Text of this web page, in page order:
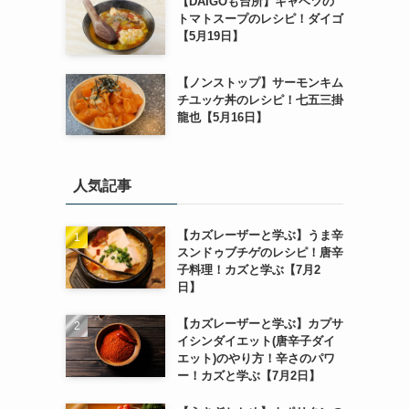
トマトスープのレシピ！ダイゴ
【5月19日】
【ノンストップ】サーモンキム
チユッケ丼のレシピ！七五三掛
龍也【5月16日】
人気記事
【カズレーザーと学ぶ】うま辛
スンドゥブチゲのレシピ！唐辛
子料理！カズと学ぶ【7月2
日】
【カズレーザーと学ぶ】カプサ
イシンダイエット(唐辛子ダイ
エット)のやり方！辛さのパワ
ー！カズと学ぶ【7月2日】